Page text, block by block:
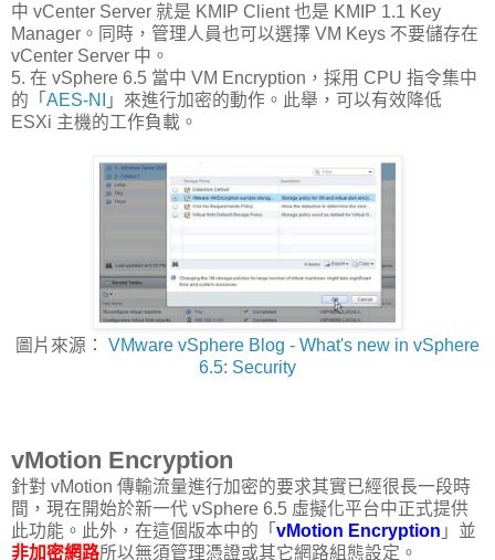
中 vCenter Server 就是 KMIP Client 也是 KMIP 1.1 Key
Manager。同時，管理人員也可以選擇 VM Keys 不要儲存在
vCenter Server 中。
5. 在 vSphere 6.5 當中 VM Encryption，採用 CPU 指令集中
的「 AES-NI
」來進行加密的動作。此舉，可以有效降低
ESXi 主機的工作負載。
圖片來源： VMware vSphere Blog - What's new in vSphere
6.5: Security
vMotion Encryption
針對 vMotion 傳輸流量進行加密的要求其實已經很長一段時
間，現在開始於新一代 vSphere 6.5 虛擬化平台中正式提供
此功能。此外，在這個版本中的「 vMotion Encryption 」並
非加密網路所以無須管理憑證或其它網路組態設定。